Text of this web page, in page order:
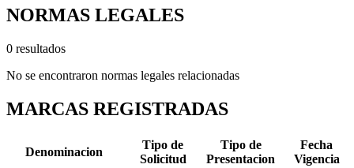
NORMAS LEGALES
0 resultados
No se encontraron normas legales relacionadas
MARCAS REGISTRADAS
Denominacion
Tipo de
Solicitud
Tipo de
Presentacion
Fecha
Vigencia